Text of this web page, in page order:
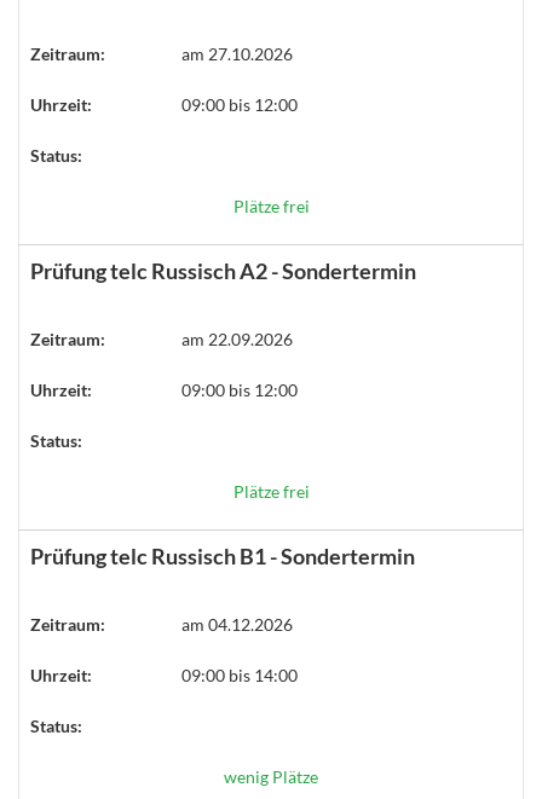
Zeitraum: am 27.10.2026
Uhrzeit: 09:00 bis 12:00
Status:
Plätze frei
Prüfung telc Russisch A2 - Sondertermin
Zeitraum: am 22.09.2026
Uhrzeit: 09:00 bis 12:00
Status:
Plätze frei
Prüfung telc Russisch B1 - Sondertermin
Zeitraum: am 04.12.2026
Uhrzeit: 09:00 bis 14:00
Status:
wenig Plätze